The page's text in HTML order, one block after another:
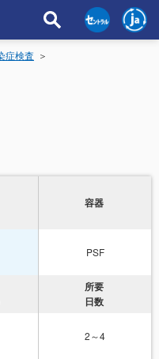
症検査
容器
PSF
所要
日数
2～4